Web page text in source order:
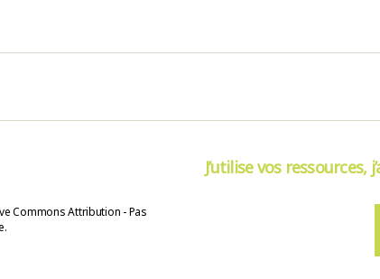
Commons Attribution - Pas
J’utilise vos